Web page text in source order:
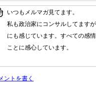
いつもメルマガ見てます。
私も政治家にコンサルしてます
にも感じています。すべての感
ことに感心しています。
ントを書く